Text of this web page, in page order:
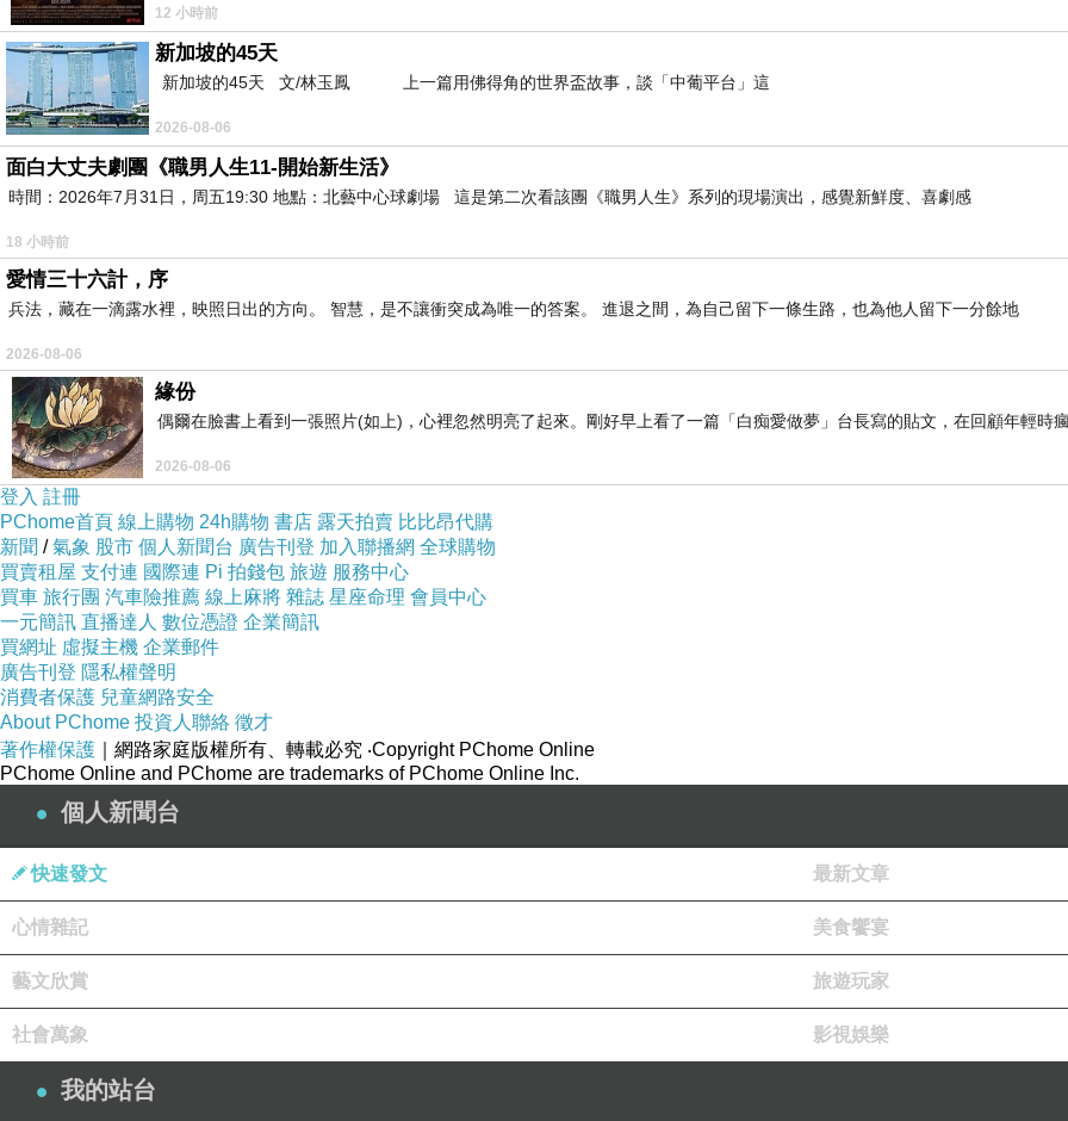
將我想說、想做的執行一遍，
去安放那段過去～
不過…
我還是沒辦法給他當初我自己的那支自動鉛筆，
但我買一支新的、我喜歡的自動鉛筆跟他交換，
然後對即將轉學的他，獻上誠摯的祝福～
※ 那篇文一開頭第一句就有錯，發現沒人糾正我耶～哈哈～
※那篇文的歌名前面忘記+〞聽歌：〞，
還有那首歌跟內容沒關係，忘記備註。
輸入文字時，我沒聽那首歌，
只確定自己是放了首輕快的歌，最後PO出後，
發現邊聽歌邊看內容，好像會誤導情境…
※以上兩點，發現了，我都沒去改，
因為…改了格式會跑掉…格式還改不回來！
（〞各種自由〞那篇就是醬！更正錯誤，然後格式跑掉…）
可能要從語法去改，但…我懶…哈～
題外話…
那個…發現近日推薦數在增加啊…
因為參加文字趴的關係？
有點慌…呵…
啊…字數好多…反覆檢查時好辛苦…
12 小時前
新加坡的45天
新加坡的45天 文/林玉鳳 上一篇用佛得角的世界盃故事，談「中葡平台」這
2026-08-06
面白大丈夫劇團《職男人生11-開始新生活》
時間：2026年7月31日，周五19:30 地點：北藝中心球劇場 這是第二次看該團《職男人生》系列的現場演出，感覺新鮮度、喜劇感
18 小時前
愛情三十六計，序
兵法，藏在一滴露水裡，映照日出的方向。 智慧，是不讓衝突成為唯一的答案。 進退之間，為自己留下一條生路，也為他人留下一分餘地
2026-08-06
緣份
偶爾在臉書上看到一張照片(如上)，心裡忽然明亮了起來。剛好早上看了一篇「白痴愛做夢」台長寫的貼文，在回顧年輕時
2026-08-06
登入 註冊
PChome首頁 線上購物 24h購物 書店 露天拍賣 比比昂代購
新聞 /氣象 股市 個人新聞台 廣告刊登 加入聯播網 全球購物
買賣租屋 支付連 國際連 Pi 拍錢包 旅遊 服務中心
買車 旅行團 汽車險推薦 線上麻將 雜誌 星座命理 會員中心
一元簡訊 直播達人 數位憑證 企業簡訊
買網址 虛擬主機 企業郵件
廣告刊登 隱私權聲明
消費者保護 兒童網路安全
About PChome 投資人聯絡 徵才
著作權保護 ｜網路家庭版權所有、轉載必究 ‧Copyright PChome Online
PChome Online and PChome are trademarks of PChome Online Inc.
個人新聞台
快速發文 最新文章
心情雜記 美食饗宴
藝文欣賞 旅遊玩家
社會萬象 影視娛樂
我的站台